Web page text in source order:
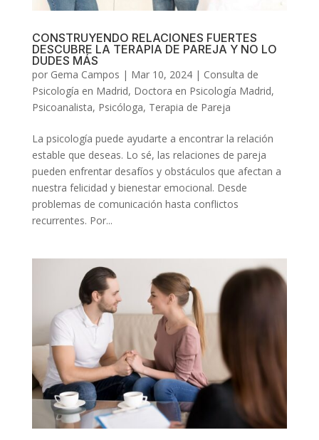
CONSTRUYENDO RELACIONES FUERTES
DESCUBRE LA TERAPIA DE PAREJA Y NO LO
DUDES MÁS
por Gema Campos | Mar 10, 2024| Consulta de
Psicología en Madrid, Doctora en Psicología Madrid,
Psicoanalista, Psicóloga, Terapia de Pareja
La psicología puede ayudarte a encontrar la relación
estable que deseas. Lo sé, las relaciones de pareja
pueden enfrentar desafíos y obstáculos que afectan a
nuestra felicidad y bienestar emocional. Desde
problemas de comunicación hasta conflictos
recurrentes. Por...